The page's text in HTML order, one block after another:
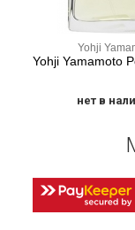
Yohji
Yohji Yamamoto
нет в